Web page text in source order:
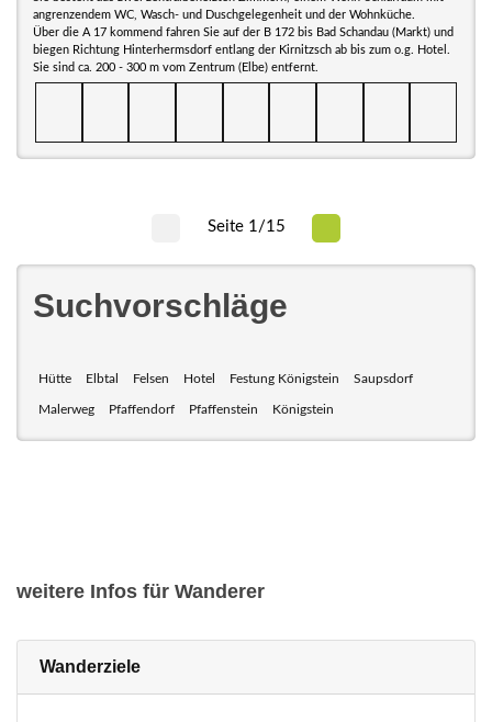
angrenzendem WC, Wasch- und Duschgelegenheit und der Wohnküche.
Über die A 17 kommend fahren Sie auf der B 172 bis Bad Schandau (Markt) und
biegen Richtung Hinterhermsdorf entlang der Kirnitzsch ab bis zum o.g. Hotel.
Sie sind ca. 200 - 300 m vom Zentrum (Elbe) entfernt.
Seite 1/15
Suchvorschläge
Hütte Elbtal Felsen Hotel Festung Königstein Saupsdorf
Malerweg Pfaffendorf Pfaffenstein Königstein
weitere Infos für Wanderer
Wanderziele